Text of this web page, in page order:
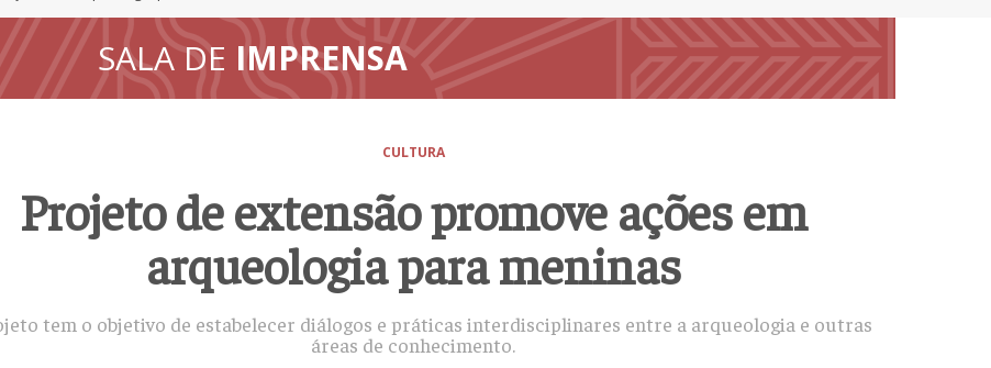
SALA DE IMPRENSA
CULTURA
Projeto de extensão promove ações em
arqueologia para meninas
tem o objetivo de estabelecer diálogos e práticas interdisciplinares entre a arqueologia e outras
áreas de conhecimento.